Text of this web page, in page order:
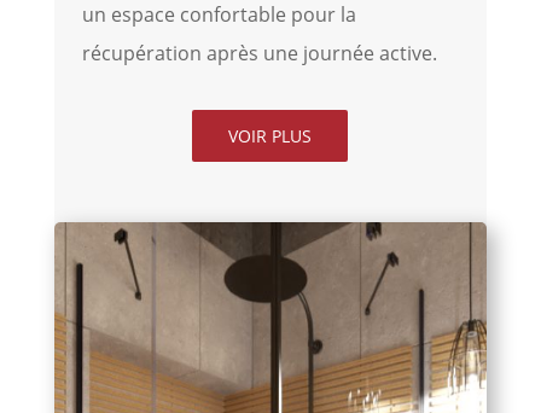
un espace confortable pour la
récupération après une journée active.
VOIR PLUS